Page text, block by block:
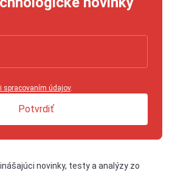
spracovaním údajov.
Potvrdiť
novinky, testy a analýzy zo